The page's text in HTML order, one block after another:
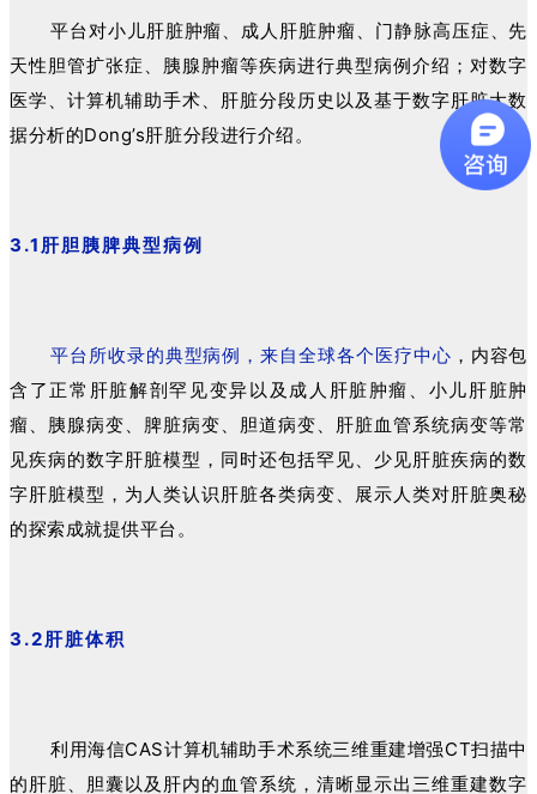
平台对小儿肝脏肿瘤、成人肝脏肿瘤、门静脉高压症、先
天性胆管扩张症、胰腺肿瘤等疾病进行典型病例介绍；对数字
医学、计算机辅助手术、肝脏分段历史以及基于数字肝脏大数
据分析的Dong’s肝脏分段进行介绍。
3.1肝胆胰脾典型病例
平台所收录的典型病例，来自全球各个医疗中心 ，内容包
含了正常肝脏解剖罕见变异以及成人肝脏肿瘤、小儿肝脏肿
瘤、胰腺病变、脾脏病变、胆道病变、肝脏血管系统病变等常
见疾病的数字肝脏模型，同时还包括罕见、少见肝脏疾病的数
字肝脏模型，为人类认识肝脏各类病变、展示人类对肝脏奥秘
的探索成就提供平台。
3.2肝脏体积
利用海信CAS计算机辅助手术系统三维重建增强CT扫描中
的肝脏、胆囊以及肝内的血管系统，清晰显示出三维重建数字